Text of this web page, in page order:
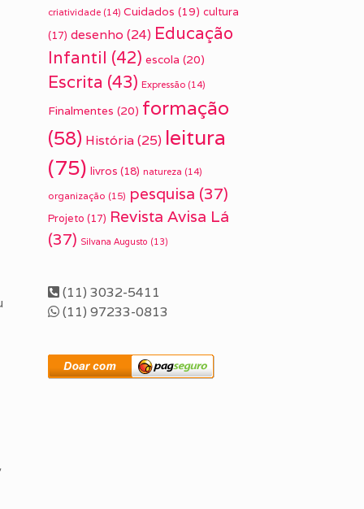
criatividade (14) Cuidados (19) cultura
(17) desenho (24) Educação
Infantil (42) escola (20)
Escrita (43) Expressão (14)
Finalmentes (20) formação
(58) História(25) leitura
(75) livros (18) natureza (14)
organização (15) pesquisa (37)
Projeto (17) Revista Avisa Lá
(37) Silvana Augusto (13)
(11) 3032-5411
(11) 97233-0813